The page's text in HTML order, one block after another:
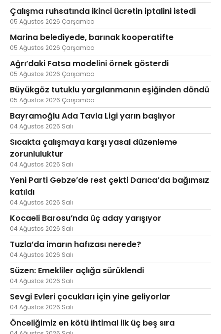
Çalışma ruhsatında ikinci ücretin iptalini istedi
05 Ağustos 2026 Çarşamba
Marina belediyede, barınak kooperatifte
05 Ağustos 2026 Çarşamba
Ağrı’daki Fatsa modelini örnek gösterdi
05 Ağustos 2026 Çarşamba
Büyükgöz tutuklu yargılanmanın eşiğinden döndü
05 Ağustos 2026 Çarşamba
Bayramoğlu Ada Tavla Ligi yarın başlıyor
04 Ağustos 2026 Salı
Sıcakta çalışmaya karşı yasal düzenleme
zorunluluktur
04 Ağustos 2026 Salı
Yeni Parti Gebze’de rest çekti Darıca’da bağımsız
katıldı
04 Ağustos 2026 Salı
Kocaeli Barosu’nda üç aday yarışıyor
04 Ağustos 2026 Salı
Tuzla’da imarın hafızası nerede?
04 Ağustos 2026 Salı
Süzen: Emekliler açlığa sürüklendi
04 Ağustos 2026 Salı
Sevgi Evleri çocukları için yine geliyorlar
04 Ağustos 2026 Salı
Önceliğimiz en kötü ihtimal ilk üç beş sıra